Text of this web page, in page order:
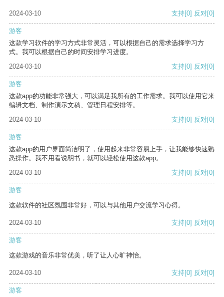
2024-03-10 支持[0] 反对[0]
游客
这款学习软件的学习方式非常灵活，可以根据自己的需求选择学习方
式。我可以根据自己的时间安排学习进度。
2024-03-10
支持[0] 反对[0]
游客
这款app的功能非常强大，可以满足我所有的工作需求。我可以使用它来
编辑文档、制作演示文稿、管理日程安排等。
2024-03-10
支持[0] 反对[0]
游客
这款app的用户界面简洁明了，使用起来非常容易上手，让我能够快速熟
悉操作。我不用看说明书，就可以轻松使用这款app。
2024-03-10
支持[0] 反对[0]
游客
这款软件的社区氛围非常好，可以与其他用户交流学习心得。
2024-03-10 支持[0] 反对[0]
游客
这款游戏的音乐非常优美，听了让人心旷神怡。
2024-03-10 支持[0] 反对[0]
游客